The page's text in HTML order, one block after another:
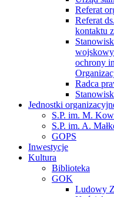
Referat
Referat
kontaktu
ochrony
Radca
Jednostki
S.P. im. M.
S.P. im. A.
GOPS
Inwestycje
Kultura
Biblioteka
GOK
Ludowy